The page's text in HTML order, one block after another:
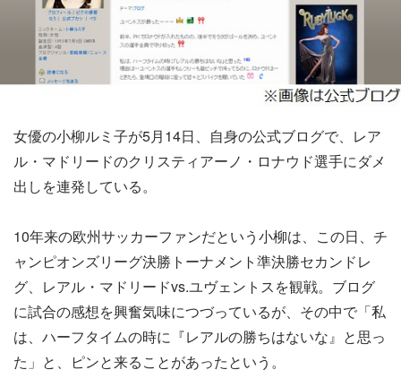
女優の小柳ルミ子が5月14日、自身の公式ブログで、レア
ル・マドリードのクリスティアーノ・ロナウド選手にダメ
出しを連発している。
10年来の欧州サッカーファンだという小柳は、この日、チ
ャンピオンズリーグ決勝トーナメント準決勝セカンドレ
グ、レアル・マドリードvs.ユヴェントスを観戦。ブログ
に試合の感想を興奮気味につづっているが、その中で「私
は、ハーフタイムの時に『レアルの勝ちはないな』と思っ
た」と、ピンと来ることがあったという。